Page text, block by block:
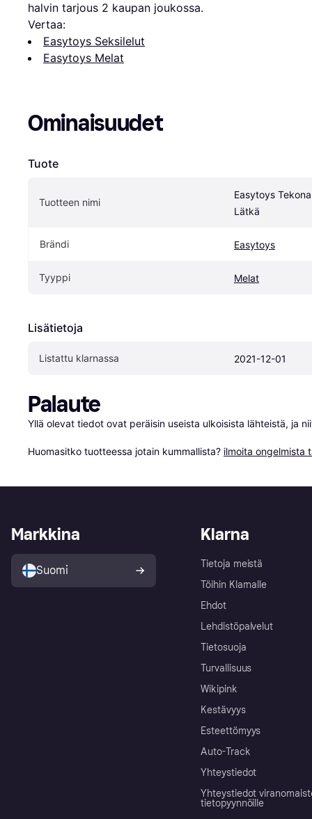
halvin tarjous 2 kaupan joukossa.
Vertaa:
Easytoys Seksilelut
Easytoys Melat
Ominaisuudet
Tuote
Tuotteen nimi
Easytoys
Lätkä
Brändi Easytoys
Tyyppi Melat
Lisätietoja
Listattu klarnassa 2021-12-01
Palaute
Yllä olevat tiedot ovat peräisin useista ulkoisista lähteistä, ja
Huomasitko tuotteessa jotain kummallista? ilmoita ongelmista
Klarna
Tietoja meistä
Töihin Klarnalle
Ehdot
Lehdistöpalvelut
Tietosuoja
Turvallisuus
Wikipink
Kestävyys
Esteettömyys
Auto-Track
Yhteystiedot
Yhteystiedot
tietopyynnöille
Markkina
Suomi